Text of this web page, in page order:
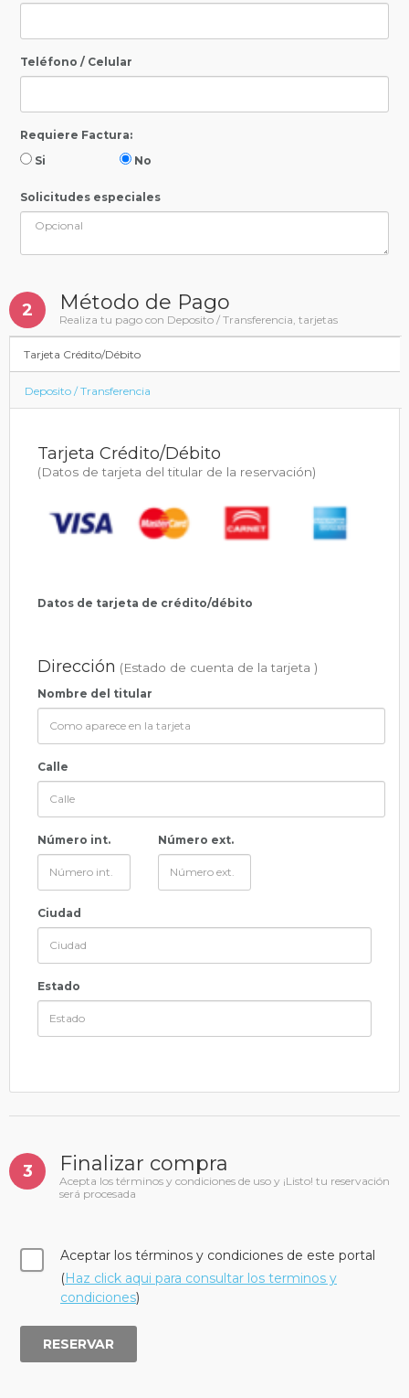
Teléfono / Celular
Requiere Factura:
Si
No
Solicitudes especiales
2 Método de Pago
Realiza tu pago con Deposito / Transferencia, tarjetas
Tarjeta Crédito/Débito
Deposito / Transferencia
Tarjeta Crédito/Débito
(Datos de tarjeta del titular de la reservación)
Datos de tarjeta de crédito/débito
Dirección (Estado de cuenta de la tarjeta )
Nombre del titular
Calle
Número int. Número ext.
Ciudad
Estado
3 Finalizar compra
Acepta los términos y condiciones de uso y ¡Listo! tu reservación
será procesada
Aceptar los términos y condiciones de este portal
(Haz click aqui para consultar los terminos y
condiciones)
RESERVAR